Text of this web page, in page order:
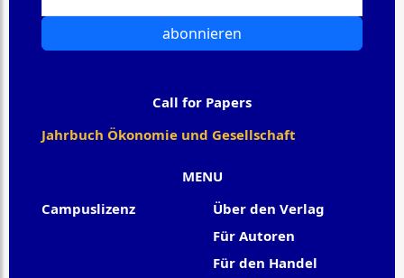
MENU
Campuslizenz
Über den Verlag
Für Autoren
Für den Handel
abonnieren
Call for Papers
Jahrbuch Ökonomie und Gesellschaft